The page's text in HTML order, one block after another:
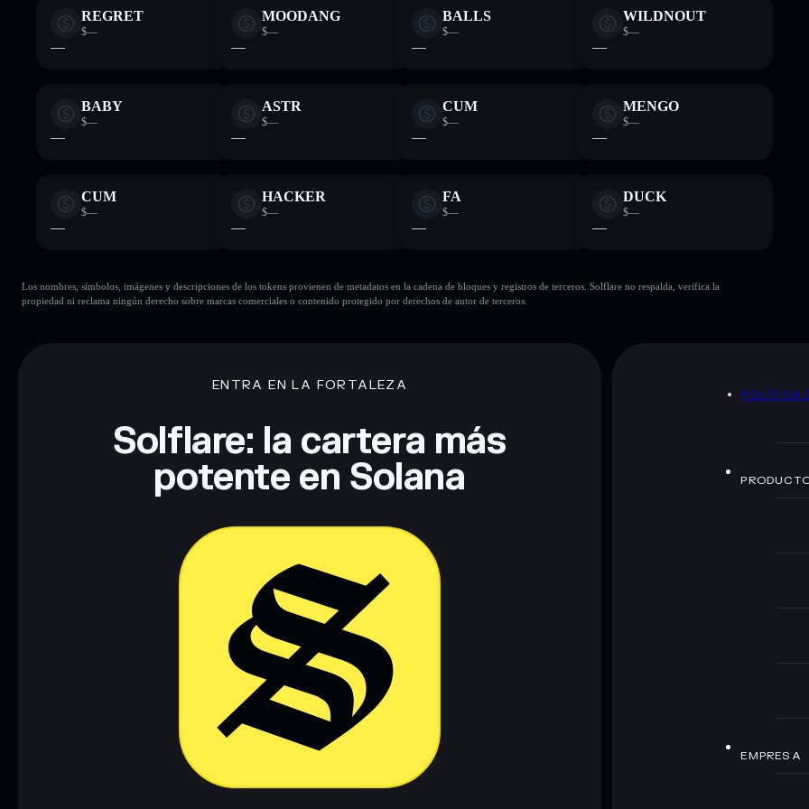
REGRET
$—
—
MOODANG
$—
—
BALLS
$—
—
WILDNOUT
$—
—
BABY
$—
—
ASTR
$—
—
CUM
$—
—
MENGO
$—
—
CUM
$—
—
HACKER
$—
—
FA
$—
—
DUCK
$—
—
Los nombres, símbolos, imágenes y descripciones de los tokens provienen de metadatos en la cadena de bloques y registros de terceros. Solflare no respalda, verifica la
propiedad ni reclama ningún derecho sobre marcas comerciales o contenido protegido por derechos de autor de terceros.
ENTRA EN LA FORTALEZA
Solflare: la cartera más
potente en Solana
POLÍTICA
EMPRESA